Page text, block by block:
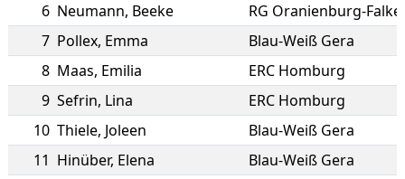
6 Neumann, Beeke
RG Oranienburg-
7 Pollex, Emma
Blau-Weiß Gera
8 Maas, Emilia
ERC Homburg
9 Sefrin, Lina
ERC Homburg
10 Thiele, Joleen
Blau-Weiß Gera
11 Hinüber, Elena
Blau-Weiß Gera